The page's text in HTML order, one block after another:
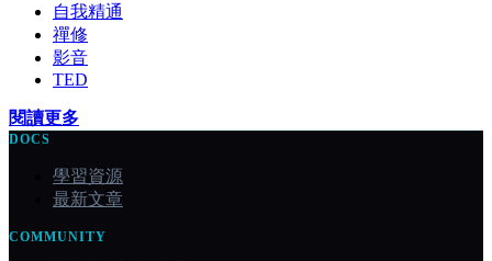
自我精通
禪修
影音
TED
閱讀更多
DOCS
學習資源
最新文章
COMMUNITY